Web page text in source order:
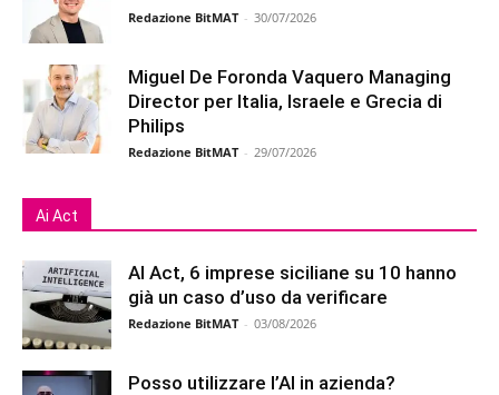
Redazione BitMAT - 30/07/2026
Miguel De Foronda Vaquero Managing
Director per Italia, Israele e Grecia di
Philips
Redazione BitMAT - 29/07/2026
Ai Act
AI Act, 6 imprese siciliane su 10 hanno
già un caso d’uso da verificare
Redazione BitMAT - 03/08/2026
Posso utilizzare l’AI in azienda?